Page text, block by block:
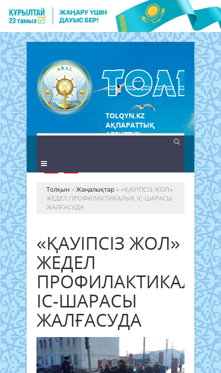
TOLQYN.KZ
АҚПАРАТТЫҚ
АГЕНТТІГІ
Толқын »Жаңалықтар » «ҚАУІПСІЗ ЖОЛ»
ЖЕДЕЛ ПРОФИЛАКТИКАЛЫҚ ІС-ШАРАСЫ
ЖАЛҒАСУДА
«ҚАУІПСІЗ ЖОЛ»
ЖЕДЕЛ
ПРОФИЛАКТИКАЛЫҚ
ІС-ШАРАСЫ
ЖАЛҒАСУДА